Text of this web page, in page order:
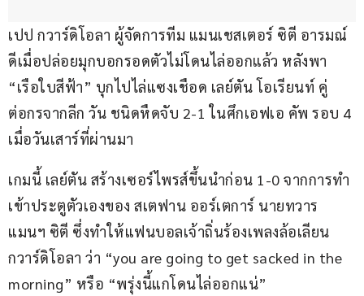
เปป กวาร์ดิโอลา ผู้จัดการทีม แมนเชสเตอร์ ซิตี อารมณ์
ดีเมื่อปล่อยมุกบอกรอดตัวไม่โดนไล่ออกแล้ว หลังพา
“เรือใบสีฟ้า” บุกไปไล่แซงเชือด เลย์ตัน โอเรียนท์ คู่
ต่อกรจากลีก วัน ชนิดหืดจับ 2-1 ในศึกเอฟเอ คัพ รอบ 4
เมื่อวันเสาร์ที่ผ่านมา
เกมนี้ เลย์ตัน สร้างเซอร์ไพรส์ขึ้นนำก่อน 1-0 จากการทำ
เข้าประตูตัวเองของ สเตฟาน ออร์เตการ์ นายทวาร
แมนฯ ซิตี ซึ่งทำให้แฟนบอลเจ้าถิ่นร้องเพลงล้อเลียน
กวาร์ดิโอลา ว่า “you are going to get sacked in the
morning” หรือ “พรุ่งนี้แกโดนไล่ออกแน่”